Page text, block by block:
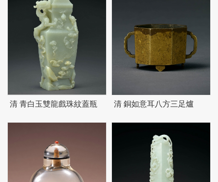
清 青白玉雙龍戲珠紋蓋瓶 清 銅如意耳八方三足爐